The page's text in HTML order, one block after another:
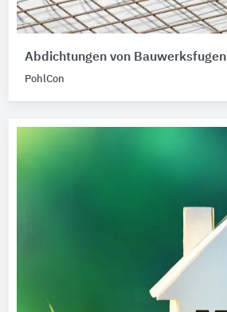
Abdichtungen von Bauwerksfugen
PohlCon